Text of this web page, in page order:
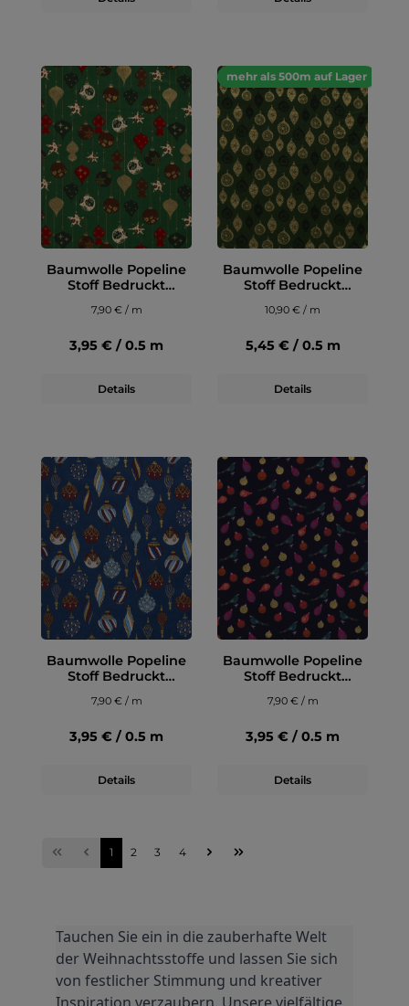
Baumwolle Popeline
Stoff Bedruckt
Weihnachtskugeln,
grün
7,90 € / m
3,95 € / 0.5 m
Details
mehr als 500m auf Lager
Baumwolle Popeline
Stoff Bedruckt
Weihnachtskugeln,
grün
10,90 € / m
5,45 € / 0.5 m
Details
Baumwolle Popeline
Stoff Bedruckt
Weihnachtskugeln,
marine
7,90 € / m
3,95 € / 0.5 m
Details
Baumwolle Popeline
Stoff Bedruckt
Weihnachtskugeln,
marine
7,90 € / m
3,95 € / 0.5 m
Details
1 2 3 4
Tauchen Sie ein in die zauberhafte Welt
der Weihnachtsstoffe und lassen Sie sich
von festlicher Stimmung und kreativer